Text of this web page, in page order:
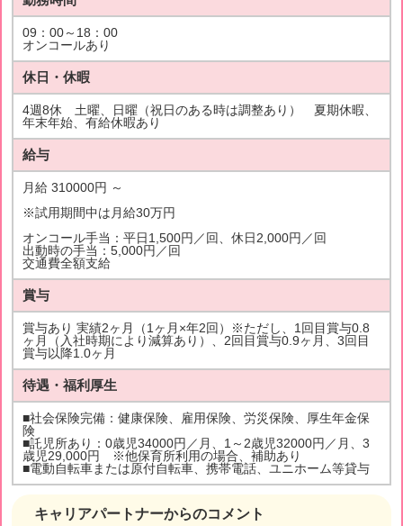
キャリアパートナーからのコメント
09：00～18：00
オンコールあり
休日・休暇
4週8休 土曜、日曜（祝日のある時は調整あり） 夏期休暇、
年末年始、有給休暇あり
給与
月給 310000円 ～
※試用期間中は月給30万円
オンコール手当：平日1,500円／回、休日2,000円／回
出動時の手当：5,000円／回
交通費全額支給
賞与
賞与あり 実績2ヶ月（1ヶ月×年2回）※ただし、1回目賞与0.8
ヶ月（入社時期により減算あり）、2回目賞与0.9ヶ月、3回目
賞与以降1.0ヶ月
待遇・福利厚生
■社会保険完備：健康保険、雇用保険、労災保険、厚生年金保
険
■託児所あり：0歳児34000円／月、1～2歳児32000円／月、3
歳児29,000円 ※他保育所利用の場合、補助あり
■電動自転車または原付自転車、携帯電話、ユニホーム等貸与